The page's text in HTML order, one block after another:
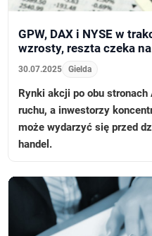
GPW, DAX i NYSE w
wzrosty, reszta czeka
30.07.2025 Gielda
Rynki akcji po obu
ruchu, a inwestorzy
może wydarzyć się przed
handel.